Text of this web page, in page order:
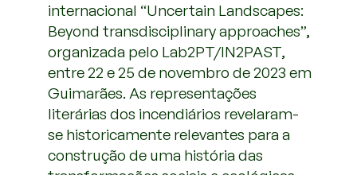
internacional “Uncertain Landscapes:
Beyond transdisciplinary approaches”,
organizada pelo Lab2PT/IN2PAST,
entre 22 e 25 de novembro de 2023 em
Guimarães. As representações
literárias dos incendiários revelaram-
se historicamente relevantes para a
construção de uma história das